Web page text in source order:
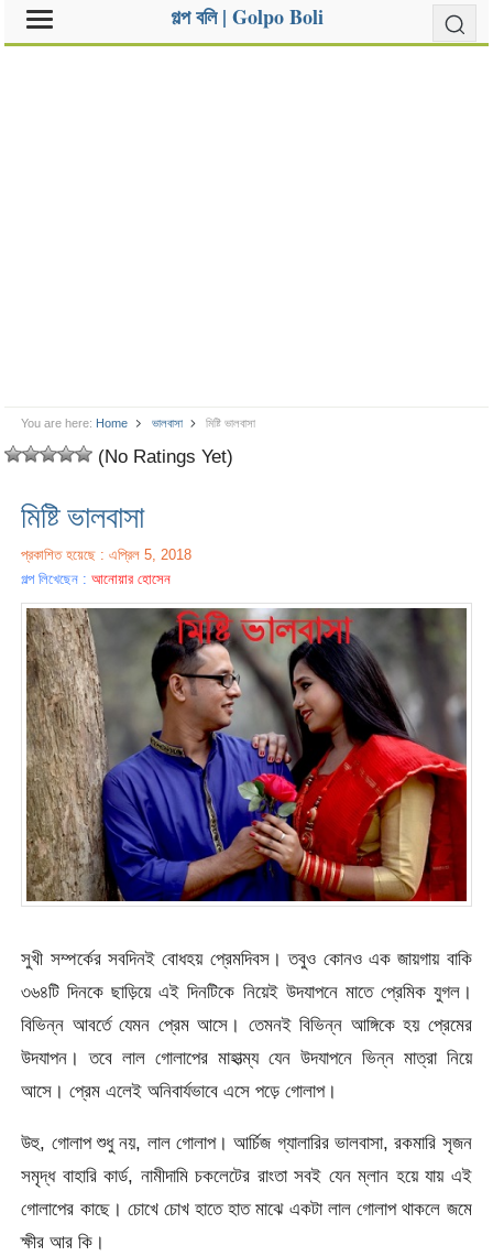
গল্প বলি | Golpo Boli
You are here: Home ভালবাসা মিষ্টি ভালবাসা
(No Ratings Yet)
মিষ্টি ভালবাসা
প্রকাশিত হয়েছে : এপ্রিল 5, 2018
গল্প লিখেছেন :আনোয়ার হোসেন
সুখী সম্পর্কের সবদিনই বোধহয় প্রেমদিবস। তবুও কোনও এক জায়গায় বাকি
৩৬৪টি দিনকে ছাড়িয়ে এই দিনটিকে নিয়েই উদযাপনে মাতে প্রেমিক যুগল।
বিভিন্ন আবর্তে যেমন প্রেম আসে। তেমনই বিভিন্ন আঙ্গিকে হয় প্রেমের
উদযাপন। তবে লাল গোলাপের মাহাত্ম্য যেন উদযাপনে ভিন্ন মাত্রা নিয়ে
আসে। প্রেম এলেই অনিবার্যভাবে এসে পড়ে গোলাপ।
উহু, গোলাপ শুধু নয়, লাল গোলাপ। আর্চিজ গ্যালারির ভালবাসা, রকমারি সৃজন
সমৃদ্ধ বাহারি কার্ড, নামীদামি চকলেটের রাংতা সবই যেন ম্লান হয়ে যায় এই
গোলাপের কাছে। চোখে চোখ হাতে হাত মাঝে একটা লাল গোলাপ থাকলে জমে
ক্ষীর আর কি।